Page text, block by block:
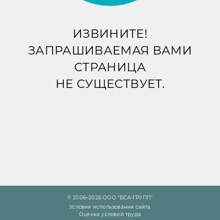
ИЗВИНИТЕ!
ЗАПРАШИВАЕМАЯ ВАМИ
СТРАНИЦА
НЕ СУЩЕСТВУЕТ.
© 2006–2026 ООО "БСА-ГРУПП"
Условия использования сайта
Оценка условий труда